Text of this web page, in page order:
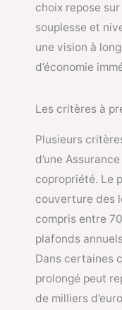
choix repose
souplesse et
une vision à
d’économie
Les critères à
Plusieurs
d’une
copropriété. Le
couverture des
compris entre
plafonds
Dans certaines
prolongé peut
de milliers